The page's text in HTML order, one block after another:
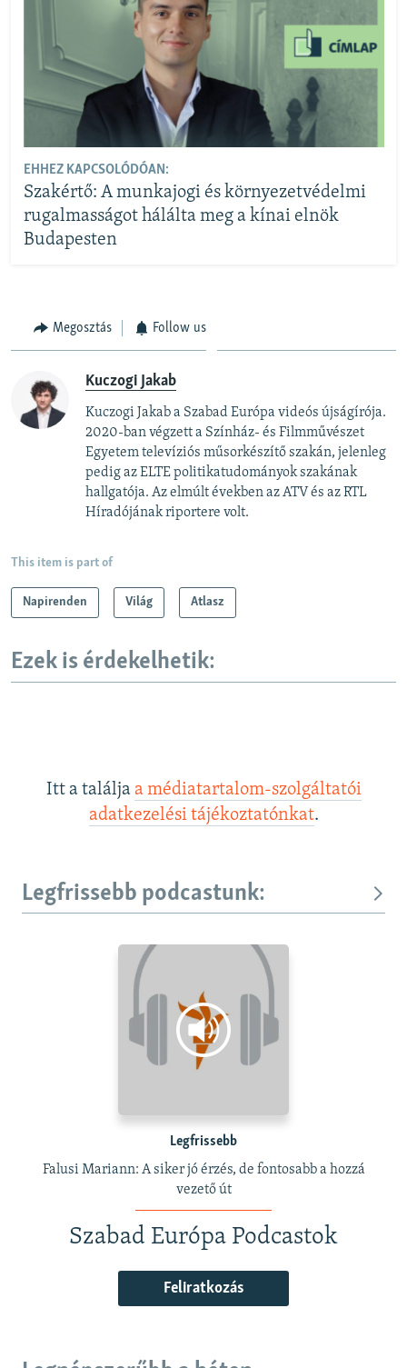
EHHEZ KAPCSOLÓDÓAN:
Szakértő: A munkajogi és környezetvédelmi
rugalmasságot hálálta meg a kínai elnök
Budapesten
Megosztás Follow us
Kuczogi Jakab
Kuczogi Jakab a Szabad Európa videós újságírója.
2020-ban végzett a Színház- és Filmművészet
Egyetem televíziós műsorkészítő szakán, jelenleg
pedig az ELTE politikatudományok szakának
hallgatója. Az elmúlt években az ATV és az RTL
Híradójának riportere volt.
This item is part of
Napirenden Világ Atlasz
Ezek is érdekelhetik:
Itt a találja a médiatartalom-szolgáltatói
adatkezelési tájékoztatónkat.
Legfrissebb podcastunk:
Legfrissebb
Falusi Mariann: A siker jó érzés, de fontosabb a hozzá
vezető út
Szabad Európa Podcastok
Feliratkozás